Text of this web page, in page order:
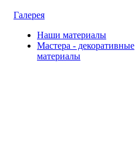
Галерея
Наши материалы
Мастера - декоративные
материалы